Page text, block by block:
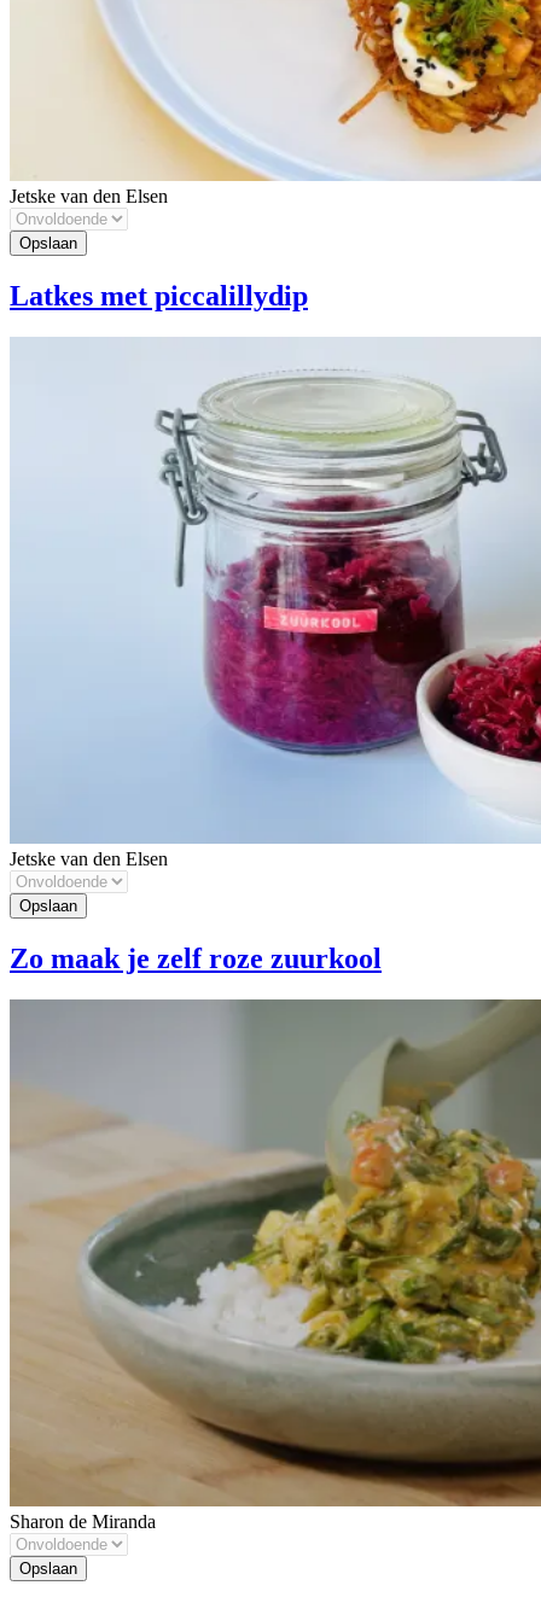
Jetske van den Elsen
Latkes met piccalillydip
Jetske van den Elsen
Zo maak je zelf roze zuurkool
Sharon de Miranda